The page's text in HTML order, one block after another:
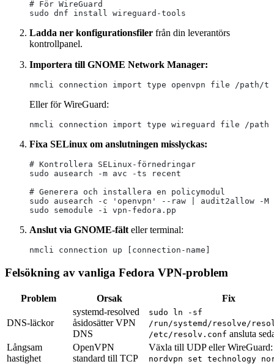
# För WireGuard
sudo dnf install wireguard-tools
Ladda ner konfigurationsfiler från din leverantörs
kontrollpanel.
Importera till GNOME Network Manager:
nmcli connection import type openvpn file /path/
Eller för WireGuard:
nmcli connection import type wireguard file /path/
Fixa SELinux om anslutningen misslyckas:
# Kontrollera SELinux-förnedringar
sudo ausearch -m avc -ts recent
# Generera och installera en policymodul
sudo ausearch -c 'openvpn' --raw | audit2allow -M
sudo semodule -i vpn-fedora.pp
Anslut via GNOME-fält eller terminal:
nmcli connection up [connection-name]
Felsökning av vanliga Fedora VPN-problem
Problem Orsak Fix
DNS-läckor
systemd-resolved
åsidosätter VPN
DNS
sudo ln -sf
/run/systemd/resolve/
/etc/resolv.conf ansluta
Långsam
hastighet
OpenVPN
standard till TCP
Växla till UDP eller WireGuard:
nordvpn set technology